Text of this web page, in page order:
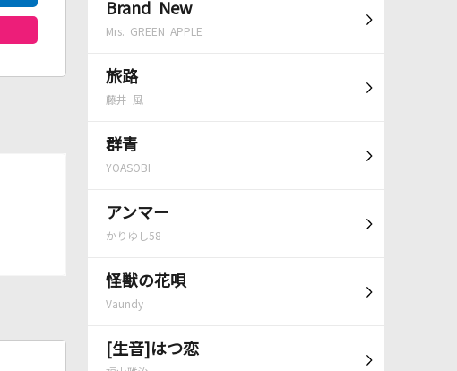
Brand New
Mrs. GREEN APPLE
旅路
藤井 風
群青
YOASOBI
アンマー
かりゆし58
怪獣の花唄
Vaundy
[生音]はつ恋